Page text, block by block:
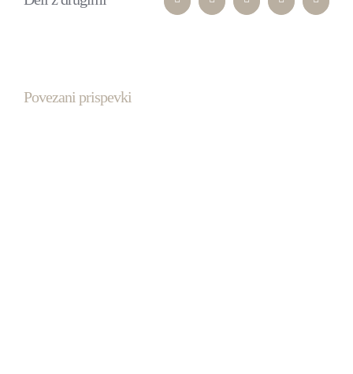
FacebookTwitter LinkedInWhatsAppPinterest
Povezani prispevki